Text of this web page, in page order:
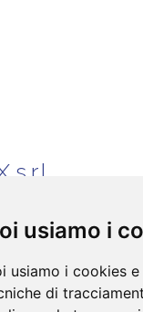
usiamo i
usiamo i cookies
di
s.r.l.